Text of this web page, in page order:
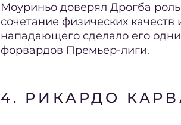
Моуриньо доверял Дрогба
сочетание физических качеств
нападающего сделало его
форвардов Премьер-лиги.
4. РИКАРДО